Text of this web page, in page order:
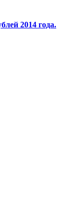
2014 года.